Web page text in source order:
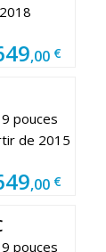
,00 €
pouces
de 2015
,00 €
pouces